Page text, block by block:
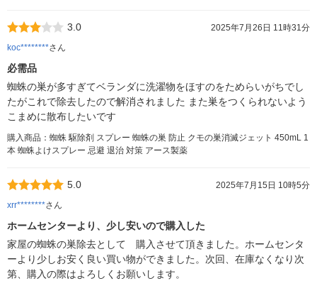
3.0
2025年7月26日 11時31分
koc********さん
必需品
蜘蛛の巣が多すぎてベランダに洗濯物をほすのをためらいがちでし
たがこれで除去したので解消されました また巣をつくられないよう
こまめに散布したいです
購入商品：蜘蛛 駆除剤 スプレー 蜘蛛の巣 防止 クモの巣消滅ジェット 450mL 1
本 蜘蛛よけスプレー 忌避 退治 対策 アース製薬
5.0
2025年7月15日 10時5分
xrr********さん
ホームセンターより、少し安いので購入した
家屋の蜘蛛の巣除去として 購入させて頂きました。ホームセンタ
ーより少しお安く良い買い物ができました。次回、在庫なくなり次
第、購入の際はよろしくお願いします。